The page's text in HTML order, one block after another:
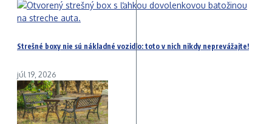
Strešné boxy nie sú nákladné vozidlo: toto v nich nikdy neprevážajte!
júl 19, 2026